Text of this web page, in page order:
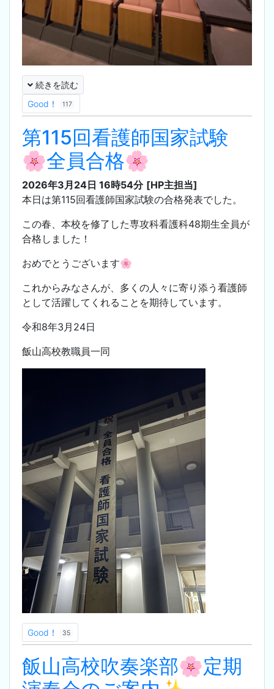
続きを読む
Good！
117
第115回看護師国家試験
🌸全員合格🌸
2026年3月24日 16時54分 [HP主担当]
本日は第115回看護師国家試験の合格発表でした。
この春、本校を修了した専攻科看護科48期生全員が
合格しました！
おめでとうございます🌸
これからみなさんが、多くの人々に寄り添う看護師
として活躍してくれることを期待しています。
令和8年3月24日
飯山高校教職員一同
Good！ 35
飯山高校吹奏楽部🌸定期